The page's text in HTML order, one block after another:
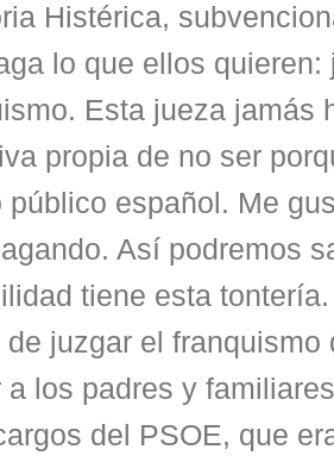
Histérica,
lo que ellos quieren:
Esta jueza jamás
propia de no ser
público español. Me
Así podremos
tiene esta
de juzgar el franquismo
a los padres y
del PSOE, que